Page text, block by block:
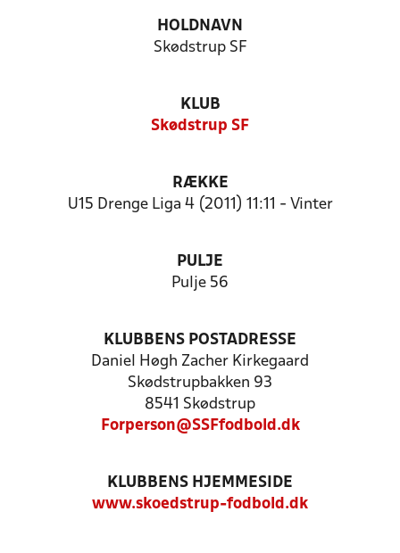
HOLDNAVN
Skødstrup SF
KLUB
Skødstrup SF
RÆKKE
U15 Drenge Liga 4 (2011) 11:11 - Vinter
PULJE
Pulje 56
KLUBBENS POSTADRESSE
Daniel Høgh Zacher Kirkegaard
Skødstrupbakken 93
8541 Skødstrup
Forperson@SSFfodbold.dk
KLUBBENS HJEMMESIDE
www.skoedstrup-fodbold.dk